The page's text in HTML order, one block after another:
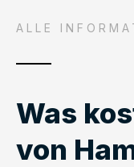
ALLE
Was
von